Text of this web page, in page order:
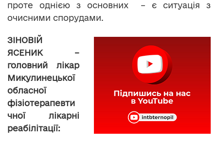
проте однією з основних – є ситуація з
очисними спорудами.
ЗІНОВІЙ
ЯСЕНИК –
головний лікар
Микулинецької
обласної
фізіотерапевти
чної лікарні
реабілітації: